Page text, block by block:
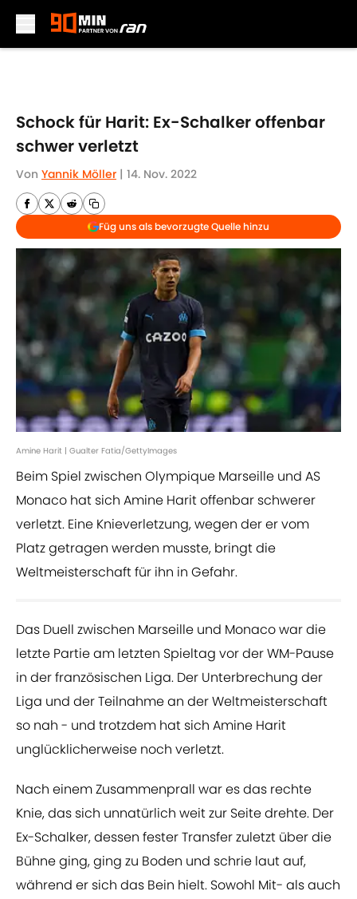
Schock für Harit: Ex-Schalker offenbar
schwer verletzt
Von Yannik Möller | 14. Nov. 2022
Füg uns als bevorzugte Quelle hinzu
Amine Harit | Gualter Fatia/GettyImages
Beim Spiel zwischen Olympique Marseille und AS
Monaco hat sich Amine Harit offenbar schwerer
verletzt. Eine Knieverletzung, wegen der er vom
Platz getragen werden musste, bringt die
Weltmeisterschaft für ihn in Gefahr.
Das Duell zwischen Marseille und Monaco war die
letzte Partie am letzten Spieltag vor der WM-Pause
in der französischen Liga. Der Unterbrechung der
Liga und der Teilnahme an der Weltmeisterschaft
so nah - und trotzdem hat sich Amine Harit
unglücklicherweise noch verletzt.
Nach einem Zusammenprall war es das rechte
Knie, das sich unnatürlich weit zur Seite drehte. Der
Ex-Schalker, dessen fester Transfer zuletzt über die
Bühne ging, ging zu Boden und schrie laut auf,
während er sich das Bein hielt. Sowohl Mit- als auch